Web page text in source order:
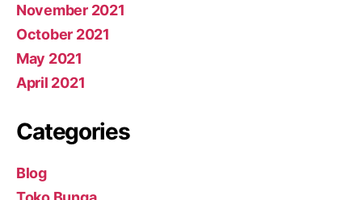
November 2021
October 2021
May 2021
April 2021
Categories
Blog